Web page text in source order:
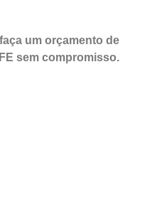
um orçamento de
sem compromisso.